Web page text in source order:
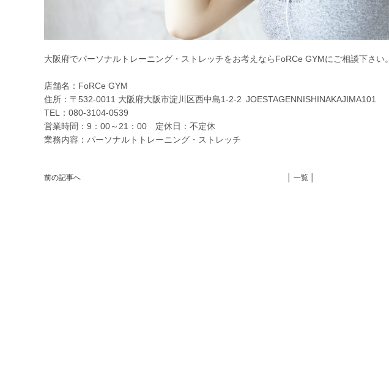
大阪府でパーソナルトレーニング・ストレッチをお考えならFoRCe GYMにご相談下さい。
店舗名：FoRCe GYM
住所：〒532-0011 大阪府大阪市淀川区西中島1-2-2 JOESTAGENNISHINAKAJIMA101
TEL：080-3104-0539
営業時間：9：00～21：00 定休日：不定休
業務内容：パーソナルトトレーニング・ストレッチ
前の記事へ │ 一覧 │